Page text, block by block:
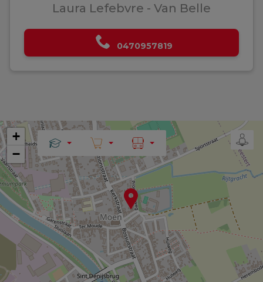
Laura Lefebvre - Van Belle
0470957819
+
−